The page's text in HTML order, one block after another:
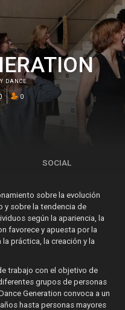
DANCE
0
SOCIAL
sobre la evolución
y sobre la tendencia de
según la apariencia, la
favorece y apuesta por la
práctica, la creación y la
trabajo con el objetivo de
grupos de personas
Generation convoca a un
hasta personas mayores